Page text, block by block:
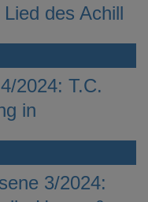
des Achill
2024: T.C.
in
3/2024: